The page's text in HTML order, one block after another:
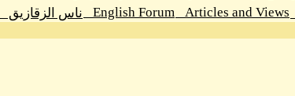
Articles and Views
English Forum
ناس الزقازيق